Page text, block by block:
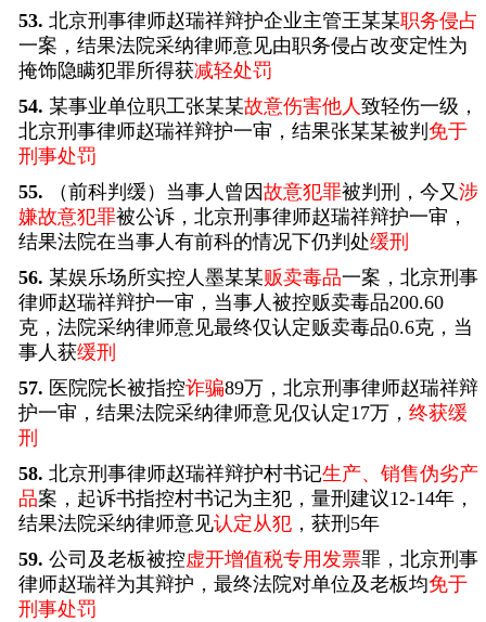
53. 北京刑事律师赵瑞祥辩护企业主管王某某职务侵占
一案，结果法院采纳律师意见由职务侵占改变定性为
掩饰隐瞒犯罪所得获减轻处罚
54. 某事业单位职工张某某故意伤害他人致轻伤一级，
北京刑事律师赵瑞祥辩护一审，结果张某某被判 免于
刑事处罚
55.
（前科判缓）当事人曾因故意犯罪被判刑，今又涉
嫌故意犯罪被公诉，北京刑事律师赵瑞祥辩护一审，
结果法院在当事人有前科的情况下仍判处缓刑
56. 某娱乐场所实控人墨某某贩卖毒品一案，北京刑事
律师赵瑞祥辩护一审，当事人被控贩卖毒品200.60
克，法院采纳律师意见最终仅认定贩卖毒品0.6克，当
事人获缓刑
57. 医院院长被指控诈骗89万，北京刑事律师赵瑞祥辩
护一审，结果法院采纳律师意见仅认定17万， 终获缓
刑
58. 北京刑事律师赵瑞祥辩护村书记生产、销售伪劣产
品案，起诉书指控村书记为主犯，量刑建议12-14年，
结果法院采纳律师意见认定从犯 ，获刑5年
59. 公司及老板被控虚开增值税专用发票罪，北京刑事
律师赵瑞祥为其辩护，最终法院对单位及老板均免于
刑事处罚